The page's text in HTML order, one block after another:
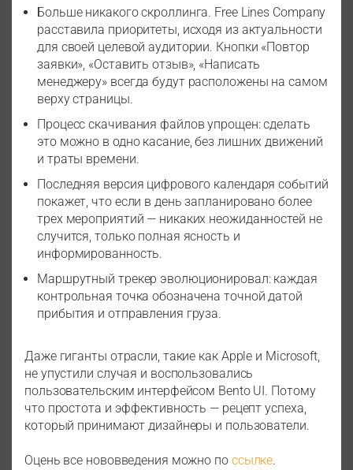
Больше никакого скроллинга. Free Lines Company
расставила приоритеты, исходя из актуальности
для своей целевой аудитории. Кнопки «Повтор
заявки», «Оставить отзыв», «Написать
менеджеру» всегда будут расположены на самом
верху страницы.
Процесс скачивания файлов упрощен: сделать
это можно в одно касание, без лишних движений
и траты времени.
Последняя версия цифрового календаря событий
покажет, что если в день запланировано более
трех мероприятий — никаких неожиданностей не
случится, только полная ясность и
информированность.
Маршрутный трекер эволюционировал: каждая
контрольная точка обозначена точной датой
прибытия и отправления груза.
Даже гиганты отрасли, такие как Apple и Microsoft,
не упустили случая и воспользовались
пользовательским интерфейсом Bento UI. Потому
что простота и эффективность — рецепт успеха,
который принимают дизайнеры и пользователи.
Оцень все нововведения можно по ссылке.